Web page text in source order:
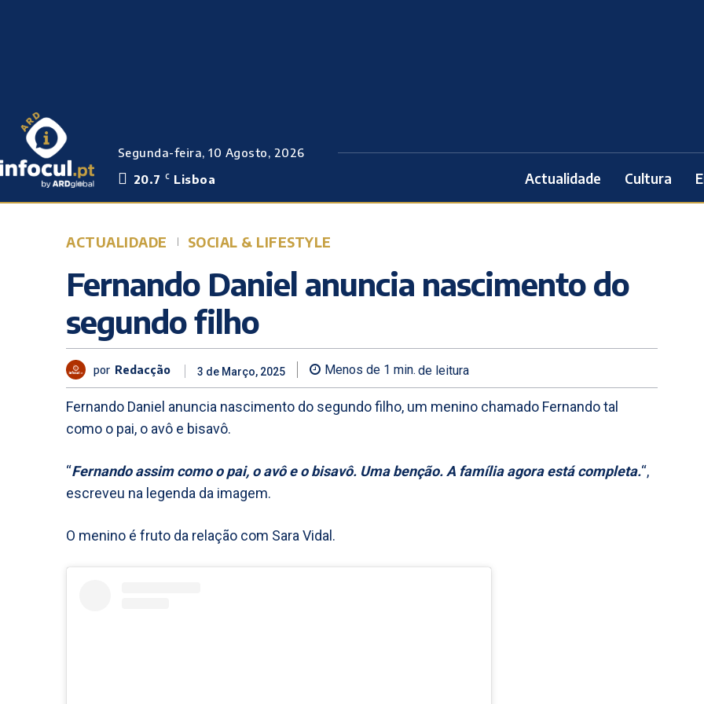
Segunda-feira, 10 Agosto, 2026
20.7
C Lisboa Actualidade Cultura
ACTUALIDADE SOCIAL & LIFESTYLE
Fernando Daniel anuncia nascimento do
segundo filho
por Redacção 3 de Março, 2025 Menos de 1 min. de leitura
Fernando Daniel anuncia nascimento do segundo filho, um menino chamado Fernando tal
como o pai, o avô e bisavô.
“Fernando assim como o pai, o avô e o bisavô. Uma benção. A família agora está completa.“,
escreveu na legenda da imagem.
O menino é fruto da relação com Sara Vidal.